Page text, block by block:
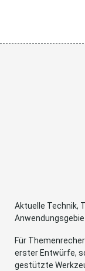
Aktuelle Technik,
Für
erster Entwürfe,
gestützte